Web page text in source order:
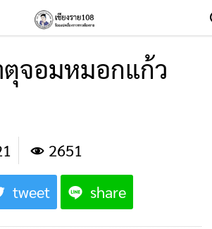
จอมหมอกแก้ว
2651
tweet share